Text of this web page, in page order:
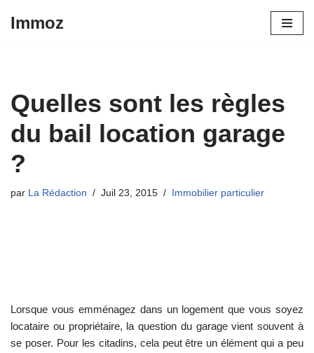
Immoz
Quelles sont les règles
du bail location garage
?
par La Rédaction Juil 23, 2015 Immobilier particulier
Lorsque vous emménagez dans un logement que vous soyez
locataire ou propriétaire, la question du garage vient souvent à
se poser. Pour les citadins, cela peut être un élément qui a peu